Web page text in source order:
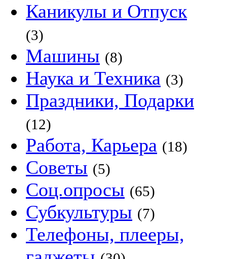
Каникулы и Отпуск
(3)
Машины (8)
Наука и Техника (3)
Праздники, Подарки
(12)
Работа, Карьера (18)
Советы (5)
Соц.опросы (65)
Субкультуры (7)
Телефоны, плееры,